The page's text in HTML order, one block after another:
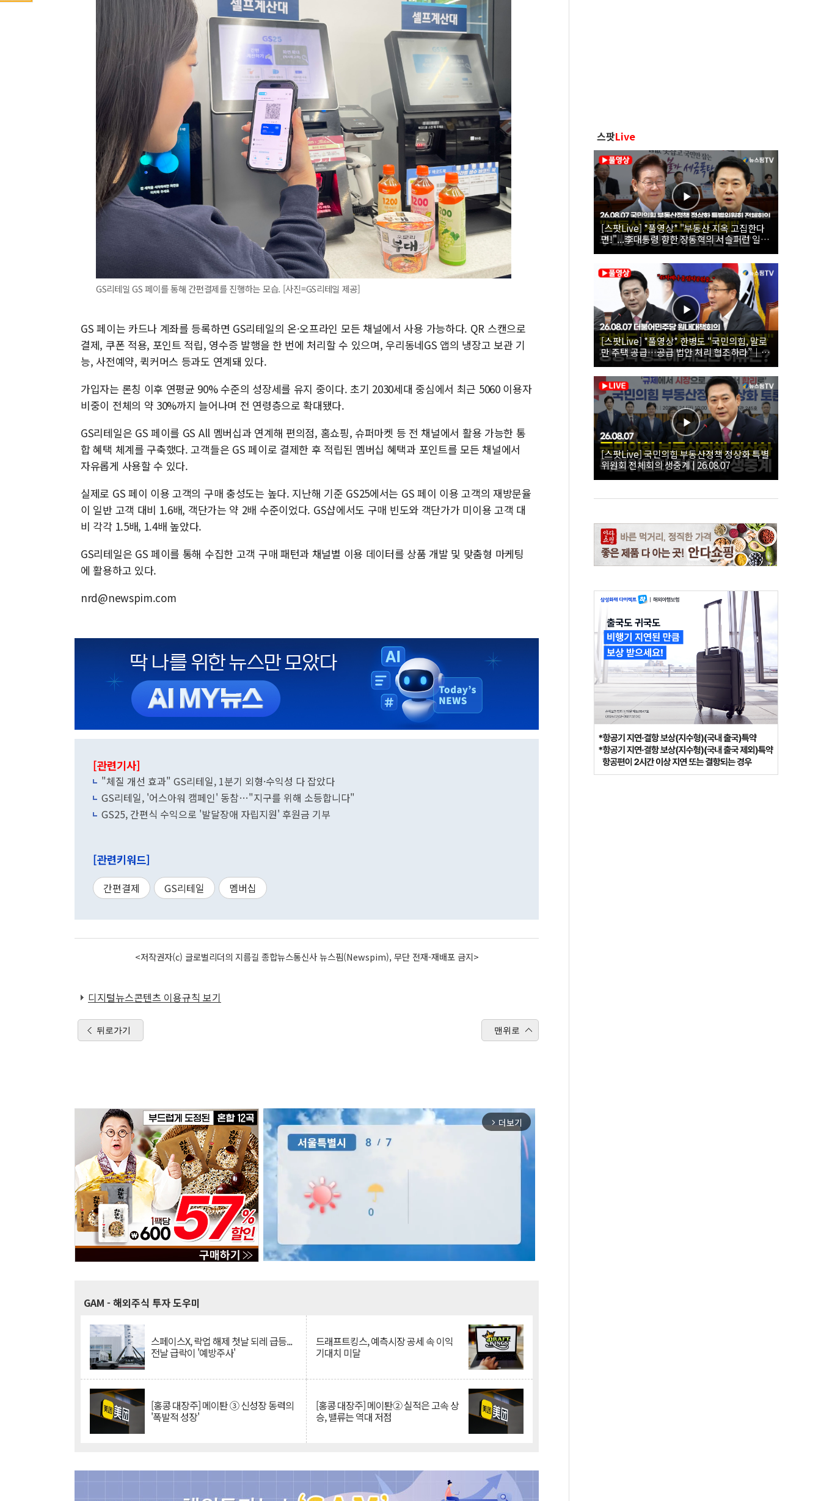
GS리테일 GS 페이를 통해 간편결제를 진행하는 모습. [사진=GS리테일 제공]
GS 페이는 카드나 계좌를 등록하면 GS리테일의 온·오프라인 모든 채널에서 사용 가능하다. QR 스캔으로
결제, 쿠폰 적용, 포인트 적립, 영수증 발행을 한 번에 처리할 수 있으며, 우리동네GS 앱의 냉장고 보관 기
능, 사전예약, 퀵커머스 등과도 연계돼 있다.
가입자는 론칭 이후 연평균 90% 수준의 성장세를 유지 중이다. 초기 2030세대 중심에서 최근 5060 이용자
비중이 전체의 약 30%까지 늘어나며 전 연령층으로 확대됐다.
GS리테일은 GS 페이를 GS All 멤버십과 연계해 편의점, 홈쇼핑, 슈퍼마켓 등 전 채널에서 활용 가능한 통
합 혜택 체계를 구축했다. 고객들은 GS 페이로 결제한 후 적립된 멤버십 혜택과 포인트를 모든 채널에서
자유롭게 사용할 수 있다.
실제로 GS 페이 이용 고객의 구매 충성도는 높다. 지난해 기준 GS25에서는 GS 페이 이용 고객의 재방문율
이 일반 고객 대비 1.6배, 객단가는 약 2배 수준이었다. GS샵에서도 구매 빈도와 객단가가 미이용 고객 대
비 각각 1.5배, 1.4배 높았다.
GS리테일은 GS 페이를 통해 수집한 고객 구매 패턴과 채널별 이용 데이터를 상품 개발 및 맞춤형 마케팅
에 활용하고 있다.
nrd@newspim.com
[관련기사]
"체질 개선 효과" GS리테일, 1분기 외형·수익성 다 잡았다
GS리테일, '어스아워 캠페인' 동참…"지구를 위해 소등합니다"
GS25, 간편식 수익으로 '발달장애 자립지원' 후원금 기부
[관련키워드]
간편결제 GS리테일 멤버십
<저작권자(c) 글로벌리더의 지름길 종합뉴스통신사 뉴스핌(Newspim), 무단 전재-재배포 금지>
디지털뉴스콘텐츠 이용규칙 보기
뒤로가기 맨위로
arrow_forward_ios 더보기
GAM - 해외주식 투자 도우미
스페이스X, 락업 해제 첫날 되레 급등...
전날 급락이 '예방주사'
드래프트킹스, 예측시장 공세 속 이익
기대치 미달
[홍콩 대장주] 메이퇀 ③ 신성장 동력의
'폭발적 성장'
[홍콩 대장주] 메이퇀② 실적은 고속 상
승, 밸류는 역대 저점
스팟Live
[스팟Live] *풀영상* "부동산 지옥 고집한다
면!"...李대통령 향한 장동혁의 서슬퍼런 일갈
| 26.08.07 국민의힘 부동산정책 정상화 특별
위원회 전체회의
[스팟Live] *풀영상* 한병도 “국민의힘, 말로
만 주택 공급…공급 법안 처리 협조하라”｜
26.08.07 더불어민주당 원내대책회의
[스팟Live] 국민의힘 부동산정책 정상화 특별
위원회 전체회의 생중계 | 26.08.07